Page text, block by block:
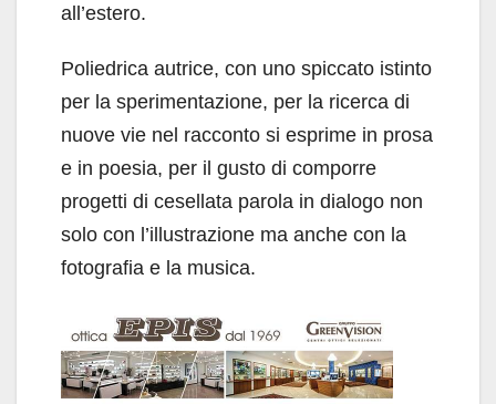
all’estero.
Poliedrica autrice, con uno spiccato istinto
per la sperimentazione, per la ricerca di
nuove vie nel racconto si esprime in prosa
e in poesia, per il gusto di comporre
progetti di cesellata parola in dialogo non
solo con l’illustrazione ma anche con la
fotografia e la musica.